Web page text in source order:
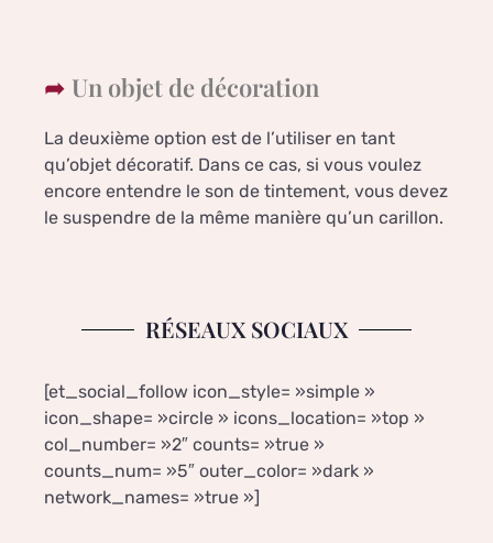
Un objet de décoration
La deuxième option est de l’utiliser en tant
qu’objet décoratif. Dans ce cas, si vous voulez
encore entendre le son de tintement, vous devez
le suspendre de la même manière qu’un carillon.
RÉSEAUX SOCIAUX
[et_social_follow icon_style= »simple »
icon_shape= »circle » icons_location= »top »
col_number= »2″ counts= »true »
counts_num= »5″ outer_color= »dark »
network_names= »true »]